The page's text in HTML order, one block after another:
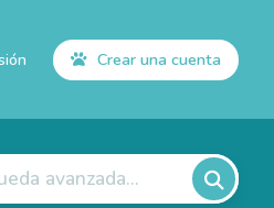
Crear una cuenta
avanzada...